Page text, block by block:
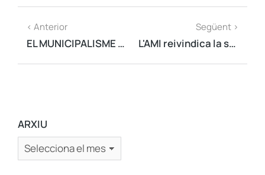
< Anterior
EL MUNICIPALISME CATALÀ CONSENSUA UNA MOCIÓ DE REBUIG A LA RESOLUCIÓ DE LA JEC CONTRA EL PRESIDENT TORRA I L'EURODIPUTAT JUNQUERAS
Següent >
L'AMI reivindica la seva presència a la taula de diàleg de partits i entitats, on no ha estat convidada
ARXIU